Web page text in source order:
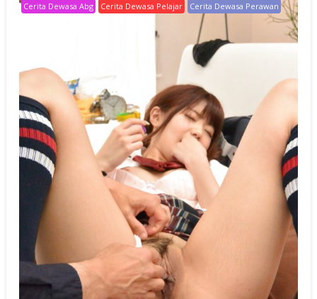
Cerita Dewasa Abg Cerita Dewasa Pelajar Cerita Dewasa Perawan